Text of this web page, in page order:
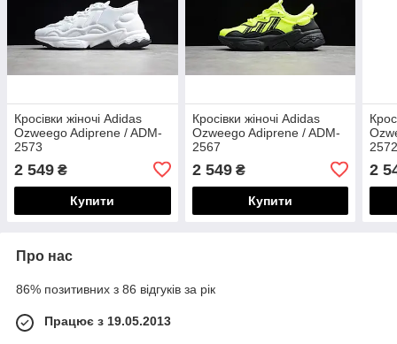
Кросівки жіночі Adidas
Ozweego Adiprene / ADM-
2573
2 549 ₴
Купити
Кросівки жіночі Adidas
Ozweego Adiprene / ADM-
2567
2 549₴
Купити
2
Про нас
86% позитивних з 86 відгуків за рік
Працює з 19.05.2013